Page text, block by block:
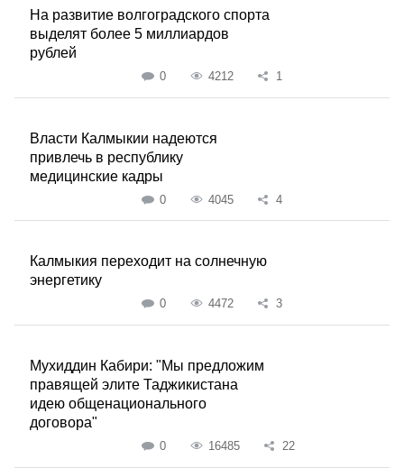
На развитие волгоградского спорта
выделят более 5 миллиардов
рублей
0 4212 1
Власти Калмыкии надеются
привлечь в республику
медицинские кадры
0 4045 4
Калмыкия переходит на солнечную
энергетику
0 4472 3
Мухиддин Кабири: "Мы предложим
правящей элите Таджикистана
идею общенационального
договора"
0 16485 22